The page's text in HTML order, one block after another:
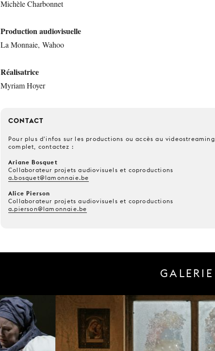
Michèle Charbonnet
Production audiovisuelle
La Monnaie, Wahoo
Réalisatrice
Myriam Hoyer
CONTACT
Pour plus d'infos sur les productions ou accès au videostreaming
complet, contactez :
Ariane Bosquet
Collaborateur projets audiovisuels et coproductions
a.bosquet@lamonnaie.be
Alice Pierson
Collaborateur projets audiovisuels et coproductions
a.pierson@lamonnaie.be
GALERIE